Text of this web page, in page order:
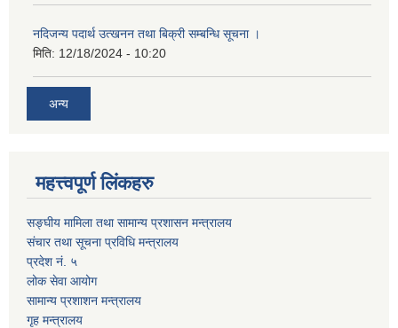
नदिजन्य पदार्थ उत्खनन तथा बिक्री सम्बन्धि सूचना ।
मिति: 12/18/2024 - 10:20
अन्य
महत्त्वपूर्ण लिंकहरु
सङ्घीय मामिला तथा सामान्य प्रशासन मन्त्रालय
संचार तथा सूचना प्रविधि मन्त्रालय
प्रदेश नं. ५
लोक सेवा आयोग
सामान्य प्रशाशन मन्त्रालय
गृह मन्त्रालय